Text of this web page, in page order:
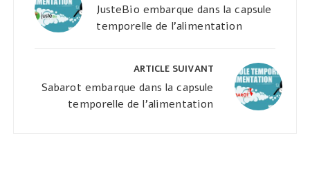
l’article
JusteBio embarque dans la capsule
temporelle de l'alimentation
ARTICLE SUIVANT
Sabarot embarque dans la capsule
temporelle de l'alimentation